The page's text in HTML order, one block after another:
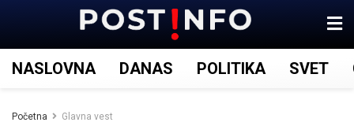
NASLOVNA DANAS POLITIKA SVET
Početna Glavna vest